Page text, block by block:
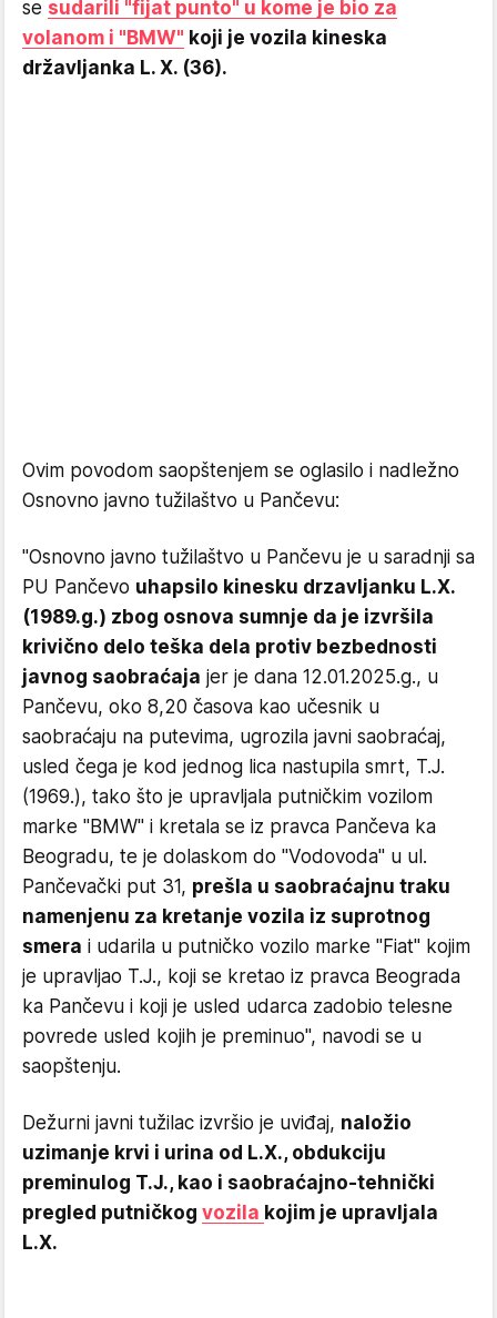
se sudarili "fijat punto" u kome je bio za
volanom i "BMW" koji je vozila kineska
državljanka L. X. (36).
Ovim povodom saopštenjem se oglasilo i nadležno
Osnovno javno tužilaštvo u Pančevu:
"Osnovno javno tužilaštvo u Pančevu je u saradnji sa
PU Pančevo uhapsilo kinesku drzavljanku L.X.
(1989.g.) zbog osnova sumnje da je izvršila
krivično delo teška dela protiv bezbednosti
javnog saobraćaja jer je dana 12.01.2025.g., u
Pančevu, oko 8,20 časova kao učesnik u
saobraćaju na putevima, ugrozila javni saobraćaj,
usled čega je kod jednog lica nastupila smrt, T.J.
(1969.), tako što je upravljala putničkim vozilom
marke "BMW" i kretala se iz pravca Pančeva ka
Beogradu, te je dolaskom do "Vodovoda" u ul.
Pančevački put 31, prešla u saobraćajnu traku
namenjenu za kretanje vozila iz suprotnog
smera i udarila u putničko vozilo marke "Fiat" kojim
je upravljao T.J., koji se kretao iz pravca Beograda
ka Pančevu i koji je usled udarca zadobio telesne
povrede usled kojih je preminuo", navodi se u
saopštenju.
Dežurni javni tužilac izvršio je uviđaj, naložio
uzimanje krvi i urina od L.X., obdukciju
preminulog T.J., kao i saobraćajno-tehnički
pregled putničkog vozila kojim je upravljala
L.X.